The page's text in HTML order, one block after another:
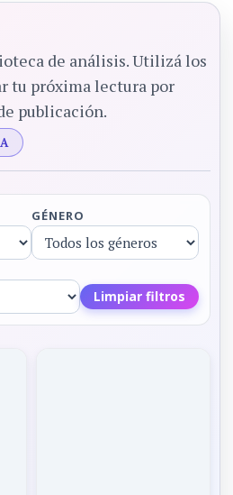
de análisis. Utilizá los
tu próxima lectura por
publicación.
GÉNERO
Limpiar filtros